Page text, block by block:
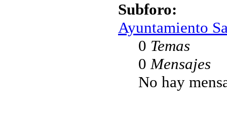
Subforo:
Ayuntamiento
0 Temas
0Mensajes
No hay